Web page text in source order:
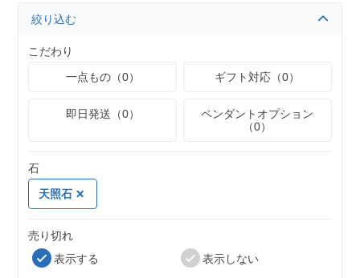
絞り込む
こだわり
一点もの（0）
ギフト対応（0）
即日発送（0）
ペンダントオプション
（0）
石
天照石
売り切れ
表示する
表示しない